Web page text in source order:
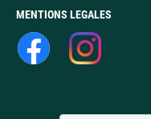
MENTIONS LEGALES